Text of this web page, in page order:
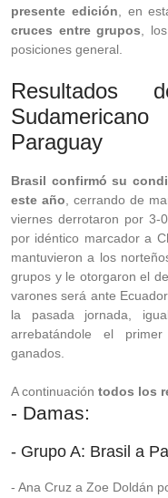
presente edición , en
cruces entre grupos ,
posiciones general.
Paraguay
Brasil confirmó su
este año , cerrando de
viernes derrotaron por 3-
por idéntico marcador a
mantuvieron a los
grupos y le otorgaron el
varones será ante
la pasada jornada,
arrebatándole el
ganados.
A continuación todos los
- Damas:
- Grupo A: Brasil a
- Ana Cruz a Zoe Doldán